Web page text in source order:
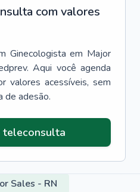
com valores
Ginecologista em Major
Aqui você agenda
valores acessíveis, sem
de adesão.
teleconsulta
Sales - RN